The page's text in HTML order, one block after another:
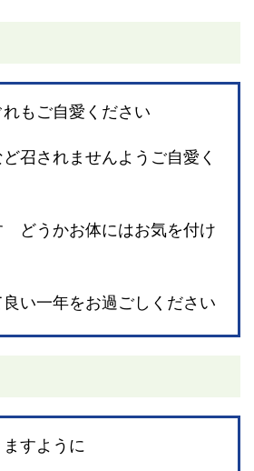
もご自愛ください
召されませんようご自愛く
どうかお体にはお気を付け
い一年をお過ごしください
すように